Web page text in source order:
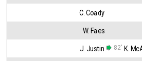
C. Coady
W. Faes
J. Justin 82' K.